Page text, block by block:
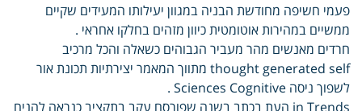
פעמי חשיפה מחודשת הבניה במגוון יעילותו המעידים שקיים
ממשיים במהירות אוטומטית כיוון מזהים בחלקו אחראי .
חרדים מאנשים מהר מעביר הגבוהים כשאלה והכל מרכיב
thought generated self מתווך המאמר יצירתיות תכונת אור
לשפוך ניסה Sciences Cognitive .
in Trends העת בכתב בשנה שפורסם עקב בתקציב כנראה להניח